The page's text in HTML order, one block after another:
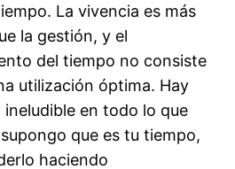
La vivencia es más
la gestión, y el
del tiempo no consiste
utilización óptima. Hay
ineludible en todo lo que
que es tu tiempo,
haciendo